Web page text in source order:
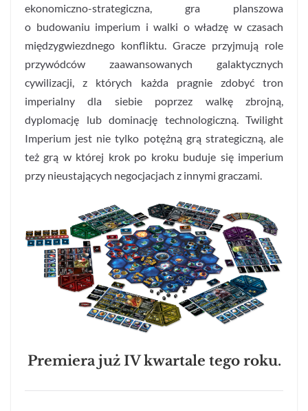
ekonomiczno-strategiczna, gra planszowa
o budowaniu imperium i walki o władzę w czasach
międzygwiezdnego konfliktu. Gracze przyjmują role
przywódców zaawansowanych galaktycznych
cywilizacji, z których każda pragnie zdobyć tron
imperialny dla siebie poprzez walkę zbrojną,
dyplomację lub dominację technologiczną. Twilight
Imperium jest nie tylko potężną grą strategiczną, ale
też grą w której krok po kroku buduje się imperium
przy nieustających negocjacjach z innymi graczami.
Premiera już IV kwartale tego roku.